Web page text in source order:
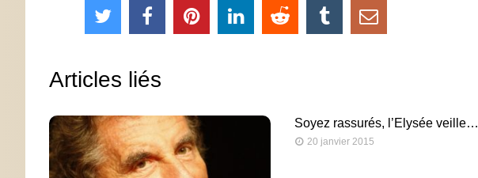
Articles liés
Soyez rassurés, l’Elysée veille…
20 janvier 2015